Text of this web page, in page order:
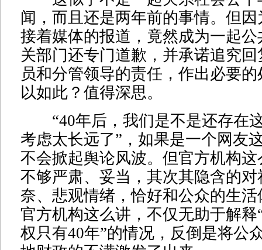
闻，而且还是两年前的事情。但
接着媒体的报道，竟然成为一起
关部门还专门道歉，并承诺追究
员和分管领导的责任，作出必要
以如此？值得深思。
“40年后，我们是不是还存在
考虑太长远了”，如果是一个网友
不会掀起舆论风波。但官方机构
不够严肃、妥当，其次其隐含的
奈、悲观情绪，恰好和公众的生
官方机构这么讲，不仅无助于解释
权只有40年”的情况，反倒是将公